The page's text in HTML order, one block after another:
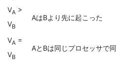
VA >
VB
AはBより先に起こった
VA =
VB
AとBは同じプロセッサで